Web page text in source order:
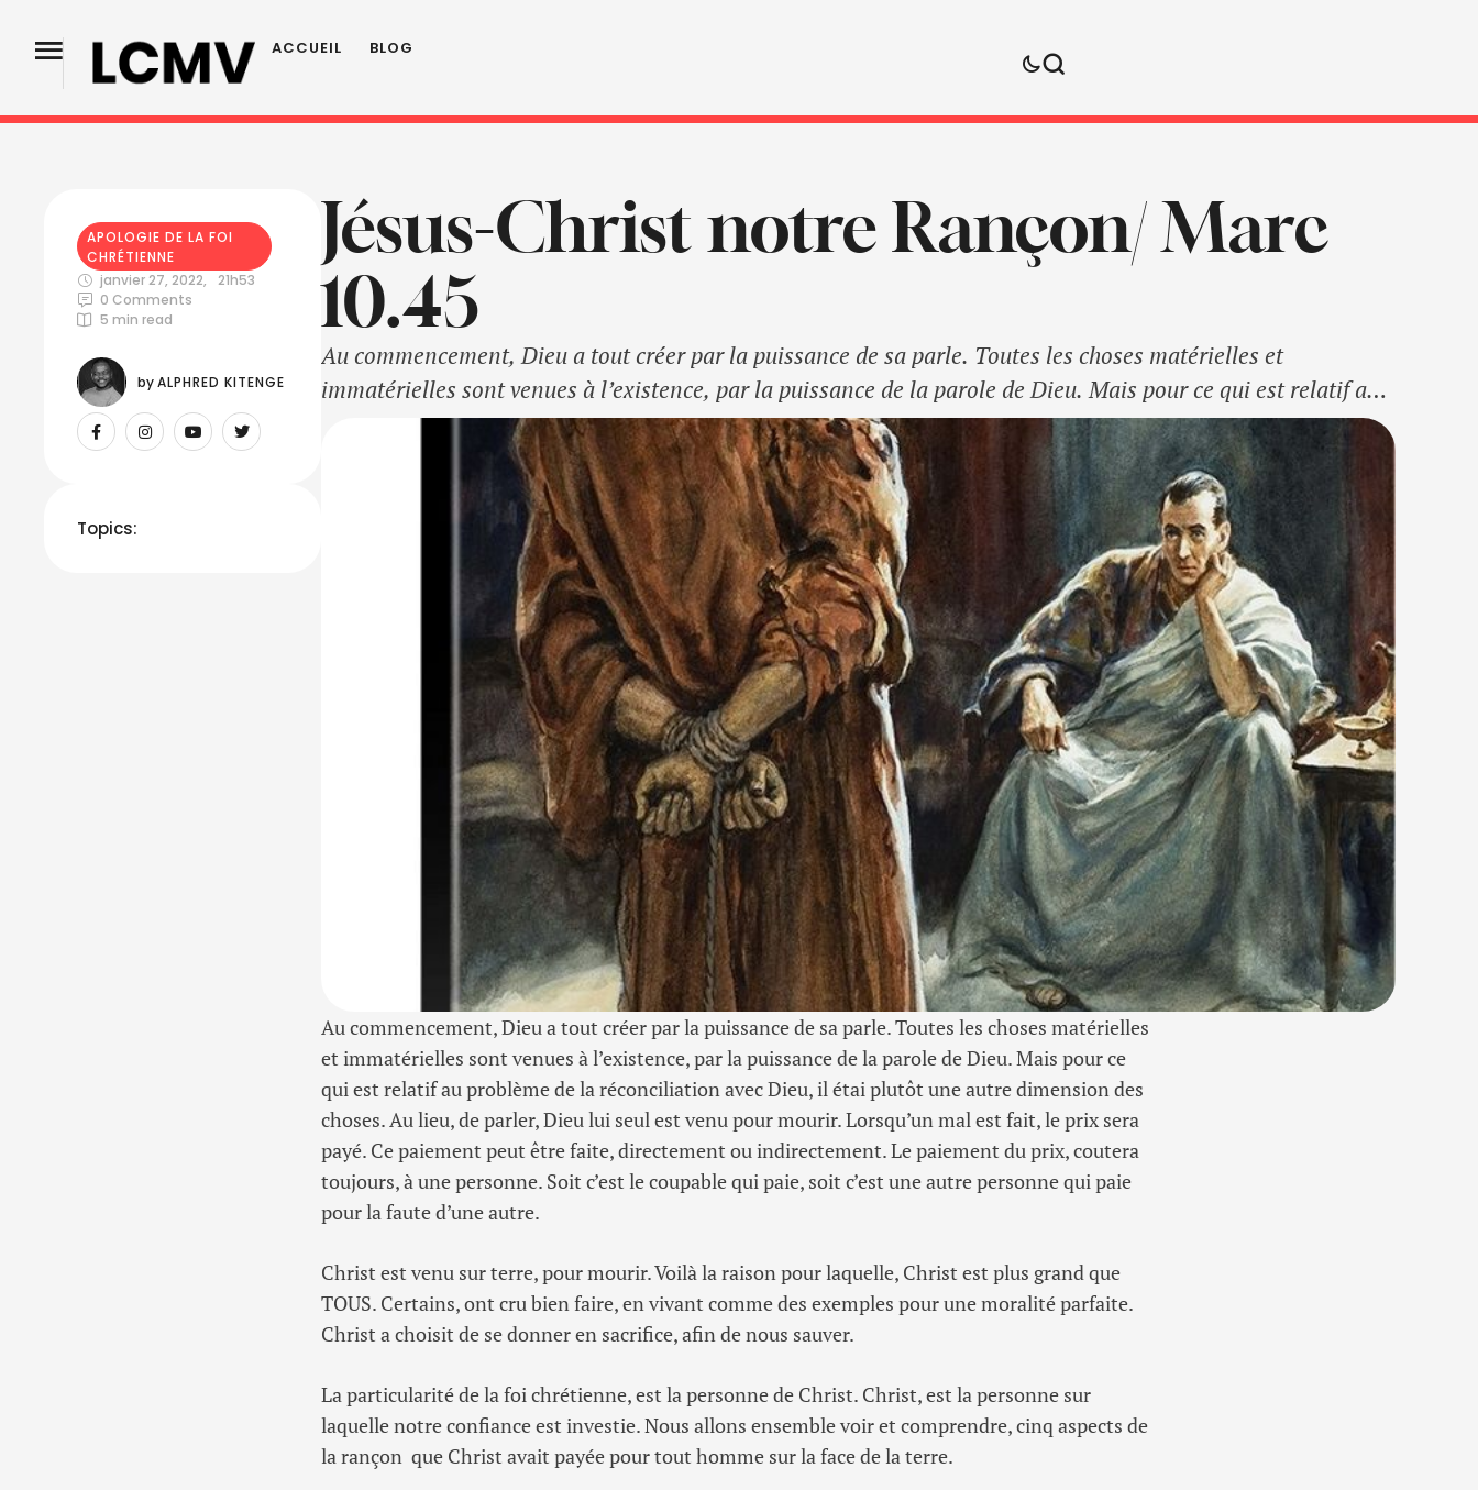
ACCUEIL BLOG
APOLOGIE DE LA FOI
CHRÉTIENNE
janvier 27, 2022,
21h53
0 Comments
5 min read
by ALPHRED KITENGE
Topics:
Jésus-Christ notre Rançon/ Marc
10.45
Au commencement, Dieu a tout créer par la puissance de sa parle. Toutes les choses matérielles et
immatérielles sont venues à l’existence, par la puissance de la parole de Dieu. Mais pour ce qui est relatif au
problème de la réconciliation avec Dieu, il étai plutôt une autre dimension des choses. Au lieu, de parler, …
Au commencement, Dieu a tout créer par la puissance de sa parle. Toutes les choses matérielles
et immatérielles sont venues à l’existence, par la puissance de la parole de Dieu. Mais pour ce
qui est relatif au problème de la réconciliation avec Dieu, il étai plutôt une autre dimension des
choses. Au lieu, de parler, Dieu lui seul est venu pour mourir. Lorsqu’un mal est fait, le prix sera
payé. Ce paiement peut être faite, directement ou indirectement. Le paiement du prix, coutera
toujours, à une personne. Soit c’est le coupable qui paie, soit c’est une autre personne qui paie
pour la faute d’une autre.
Christ est venu sur terre, pour mourir. Voilà la raison pour laquelle, Christ est plus grand que
TOUS. Certains, ont cru bien faire, en vivant comme des exemples pour une moralité parfaite.
Christ a choisit de se donner en sacrifice, afin de nous sauver.
La particularité de la foi chrétienne, est la personne de Christ. Christ, est la personne sur
laquelle notre confiance est investie. Nous allons ensemble voir et comprendre, cinq aspects de
la rançon que Christ avait payée pour tout homme sur la face de la terre.